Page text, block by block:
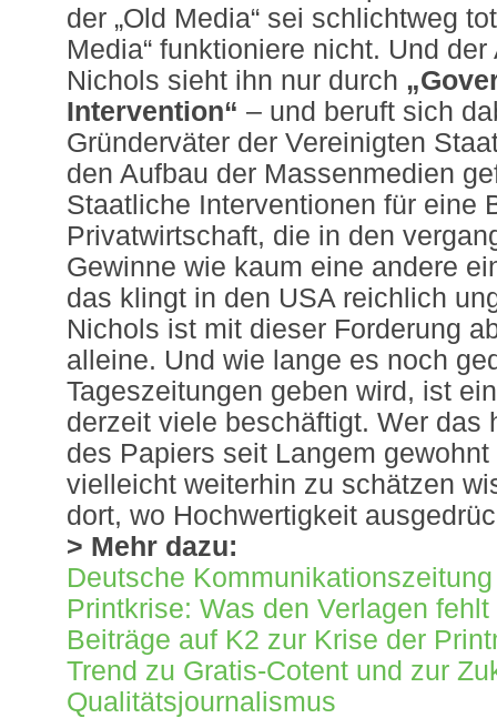
der „Old Media“ sei schlichtweg
Media“ funktioniere nicht. Und
Nichols sieht ihn nur durch
Intervention“ – und beruft sich
Gründerväter der Vereinigten
den Aufbau der Massenmedien
Staatliche Interventionen für eine
Privatwirtschaft, die in den
Gewinne wie kaum eine andere
das klingt in den USA reichlich
Nichols ist mit dieser Forderung
alleine. Und wie lange es noch
Tageszeitungen geben wird, ist
derzeit viele beschäftigt. Wer das
des Papiers seit Langem
vielleicht weiterhin zu schätzen
dort, wo Hochwertigkeit
> Mehr dazu:
Deutsche
Printkrise: Was den Verlagen fehlt
Beiträge auf K2 zur Krise der
Trend zu Gratis-Cotent und zur
Qualitätsjournalismus